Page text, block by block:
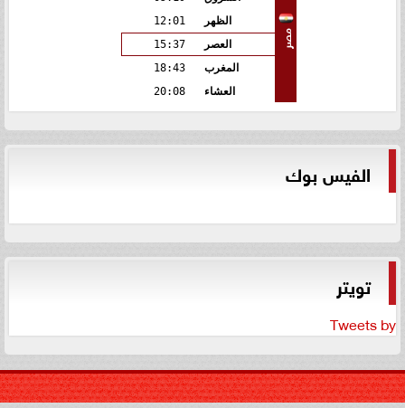
مصر
الظهر
12:01
العصر
15:37
المغرب
18:43
العشاء
20:08
الفيس بوك
تويتر
Tweets by